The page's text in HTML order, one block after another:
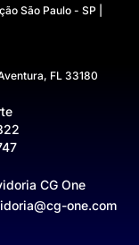
São Paulo - SP |
FL 33180
CG One
one.com